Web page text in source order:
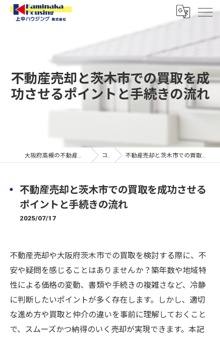
不動産売却と茨木市での買取を成
功させるポイントと手続きの流れ
大阪府高槻の不動産なら上中ハウジング株式会社 コラム 不動産売却と茨木市での買取を成功させるポイントと手続きの流れ
不動産売却と茨木市での買取を成功させる
ポイントと手続きの流れ
2025/07/17
不動産売却や大阪府茨木市での買取を検討する際に、不
安や疑問を感じることはありませんか？築年数や地域特
性による価格の変動、書類や手続きの複雑さなど、冷静
に判断したいポイントが多く存在します。しかし、適切
な進め方や買取と仲介の違いを事前に理解しておくこと
で、スムーズかつ納得のいく売却が実現できます。本記